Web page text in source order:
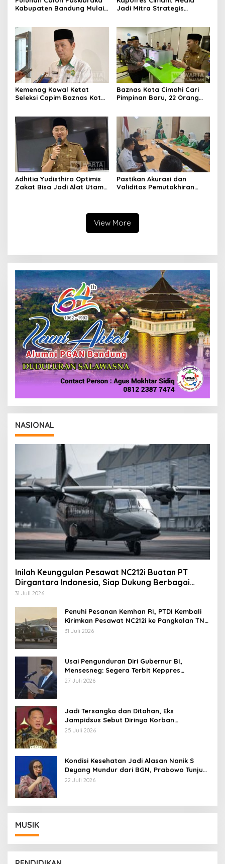
Kabupaten Bandung Mulai
Jadi Mitra Strategis
Kemenag Kawal Ketat
Seleksi Capim Baznas Kota
Berintegritas
Baznas Kota Cimahi Cari
Pimpinan Baru, 22 Orang
Adhitia Yudisthira Optimis
Zakat Bisa Jadi Alat Utama
Pastikan Akurasi dan
Validitas Pemutakhiran
View More
NASIONAL
Inilah Keunggulan Pesawat NC212i Buatan PT
Dirgantara Indonesia, Siap Dukung Berbagai
Operasi TNI
31 Juli 2026
Penuhi Pesanan Kemhan RI, PTDI Kembali
Kirimkan Pesawat NC212i ke Pangkalan TNI
AU
31 Juli 2026
Usai Pengunduran Diri Gubernur BI,
Mensesneg: Segera Terbit Keppres
Pemberhentian dengan Hormat
27 Juli 2026
Jadi Tersangka dan Ditahan, Eks
Jampidsus Sebut Dirinya Korban
Kriminalisasi
25 Juli 2026
Kondisi Kesehatan Jadi Alasan Nanik S
Deyang Mundur dari BGN, Prabowo Tunjuk
Wamentan Sudaryono
22 Juli 2026
MUSIK